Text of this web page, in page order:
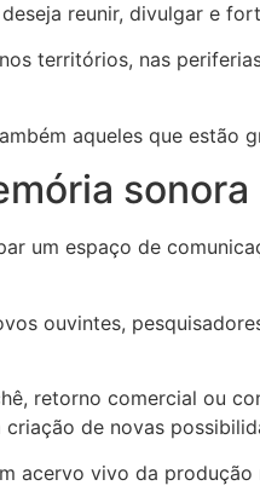
deseja reunir, divulgar e
territórios, nas
aqueles que estão
sonora
um espaço de
ouvintes,
retorno comercial ou
de novas
acervo vivo da produção